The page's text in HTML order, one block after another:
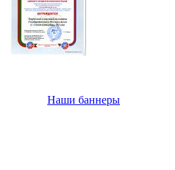
Наши баннеры